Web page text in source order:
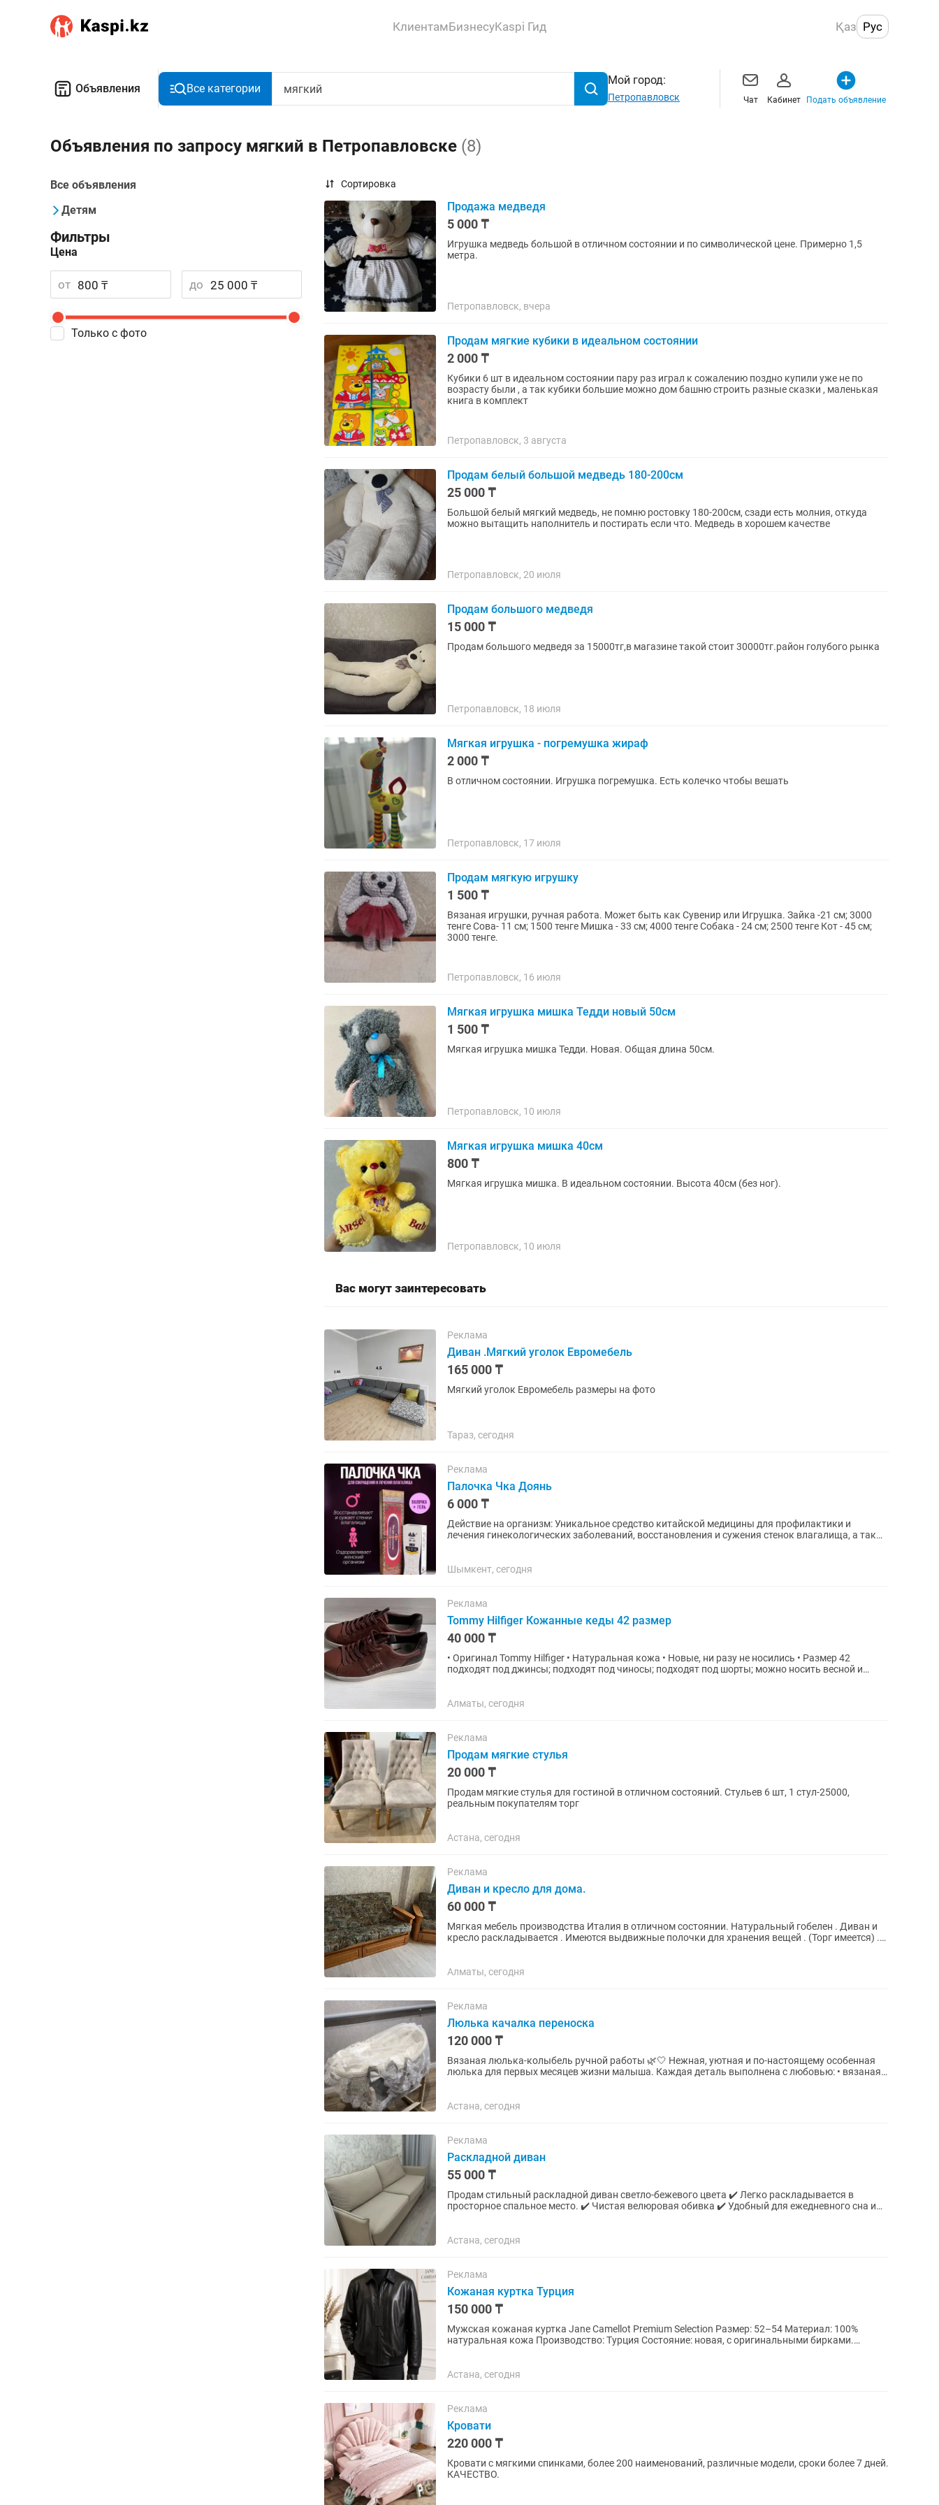
КлиентамБизнесуKaspi Гид Қаз Рус
Объявления Все категории
Мой город:
Петропавловск Чат Кабинет Подать объявление
Объявления по запросу мягкий в Петропавловске (8)
Все объявления
Детям
Фильтры
Цена
от до
Только с фото
Сортировка
Продажа медведя
5 000 ₸
Игрушка медведь большой в отличном состоянии и по символической цене. Примерно 1,5
метра.
Петропавловск, вчера
Продам мягкие кубики в идеальном состоянии
2 000 ₸
Кубики 6 шт в идеальном состоянии пару раз играл к сожалению поздно купили уже не по
возрасту были , а так кубики большие можно дом башню строить разные сказки , маленькая
книга в комплект
Петропавловск, 3 августа
Продам белый большой медведь 180-200см
25 000 ₸
Большой белый мягкий медведь, не помню ростовку 180-200см, сзади есть молния, откуда
можно вытащить наполнитель и постирать если что. Медведь в хорошем качестве
Петропавловск, 20 июля
Продам большого медведя
15 000 ₸
Продам большого медведя за 15000тг,в магазине такой стоит 30000тг.район голубого рынка
Петропавловск, 18 июля
Мягкая игрушка - погремушка жираф
2 000 ₸
В отличном состоянии. Игрушка погремушка. Есть колечко чтобы вешать
Петропавловск, 17 июля
Продам мягкую игрушку
1 500 ₸
Вязаная игрушки, ручная работа. Может быть как Сувенир или Игрушка. Зайка -21 см; 3000
тенге Сова- 11 см; 1500 тенге Мишка - 33 см; 4000 тенге Собака - 24 см; 2500 тенге Кот - 45 см;
3000 тенге.
Петропавловск, 16 июля
Мягкая игрушка мишка Тедди новый 50см
1 500 ₸
Мягкая игрушка мишка Тедди. Новая. Общая длина 50см.
Петропавловск, 10 июля
Мягкая игрушка мишка 40см
800 ₸
Мягкая игрушка мишка. В идеальном состоянии. Высота 40см (без ног).
Петропавловск, 10 июля
Вас могут заинтересовать
Реклама
Диван .Мягкий уголок Евромебель
165 000 ₸
Мягкий уголок Евромебель размеры на фото
Тараз, сегодня
Реклама
Палочка Чка Доянь
6 000 ₸
Действие на организм: Уникальное средство китайской медицины для профилактики и
лечения гинекологических заболеваний, восстановления и сужения стенок влагалища, а также
Шымкент, сегодня
Реклама
Tommy Hilfiger Кожанные кеды 42 размер
40 000 ₸
• Оригинал Tommy Hilfiger • Натуральная кожа • Новые, ни разу не носились • Размер 42
подходят под джинсы; подходят под чиносы; подходят под шорты; можно носить весной и
Алматы, сегодня
Реклама
Продам мягкие стулья
20 000 ₸
Продам мягкие стулья для гостиной в отличном состояний. Стульев 6 шт, 1 стул-25000,
реальным покупателям торг
Астана, сегодня
Реклама
Диван и кресло для дома.
60 000 ₸
Мягкая мебель производства Италия в отличном состоянии. Натуральный гобелен . Диван и
кресло раскладывается . Имеются выдвижные полочки для хранения вещей . (Торг имеется) .
Алматы, сегодня
Реклама
Люлька качалка переноска
120 000 ₸
Вязаная люлька-колыбель ручной работы 🌿🤍 Нежная, уютная и по-настоящему особенная
люлька для первых месяцев жизни малыша. Каждая деталь выполнена с любовью: • вязаная
Астана, сегодня
Реклама
Раскладной диван
55 000 ₸
Продам стильный раскладной диван светло-бежевого цвета ✔️ Легко раскладывается в
просторное спальное место. ✔️ Чистая велюровая обивка ✔️ Удобный для ежедневного сна и
Астана, сегодня
Реклама
Кожаная куртка Турция
150 000 ₸
Мужская кожаная куртка Jane Camellot Premium Selection Размер: 52–54 Материал: 100%
натуральная кожа Производство: Турция Состояние: новая, с оригинальными бирками.
Астана, сегодня
Реклама
Кровати
220 000 ₸
Кровати с мягкими спинками, более 200 наименований, различные модели, сроки более 7 дней.
КАЧЕСТВО.